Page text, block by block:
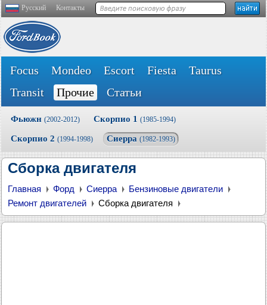
Русский Контакты
Focus Mondeo Escort Fiesta
Taurus
Transit
Прочие Статьи
Фьюжн (2002-2012) Скорпио 1 (1985-1994)
Скорпио 2 (1994-1998) Сиерра (1982-1993)
Сборка двигателя
Главная Форд Сиерра
Бензиновые двигатели
Ремонт двигателей
Сборка двигателя